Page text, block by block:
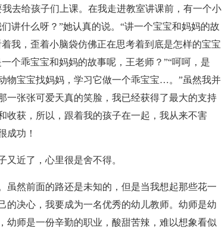
去给孩子们上课。在我走进教室讲课前，有一个小
讲什么呀？”她认真的说。“讲一个宝宝和妈妈的故
我，歪着小脑袋仿佛正在思考着到底是怎样的宝宝
乖宝宝和妈妈的故事呢，王老师？”“呵呵，是
物宝宝找妈妈，学习它做一个乖宝宝…。”虽然我并
一张张可爱天真的笑脸，我已经获得了最大的支持
收获，所以，跟着我的孩子在一起，我从来不害
成功！
近了，心里很是舍不得。
虽然前面的路还是未知的，但是当我想起那些花一
决心，我要成为一名优秀的幼儿教师。幼师是幼
幼师是一份辛勤的职业，酸甜苦辣，难以想象看似